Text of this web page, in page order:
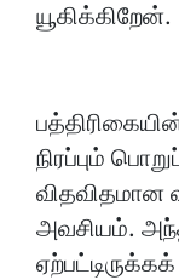
யூகிக்கிறேன்.
நிரப்பும்
அவசியம்.